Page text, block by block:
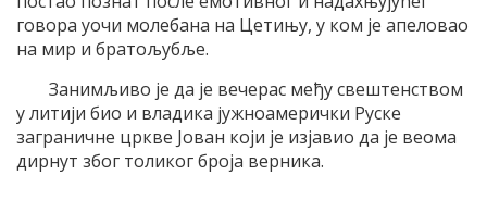
говора уочи молебана на Цетињу, у ком је апеловао
на мир и братољубље.
Занимљиво је да је вечерас међу свештенством
у литији био и владика јужноамерички Руске
заграничне цркве Јован који је изјавио да је веома
дирнут због толиког броја верника.